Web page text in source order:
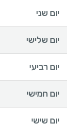
יום שני
יום שלישי
יום רביעי
יום חמישי
יום שישי